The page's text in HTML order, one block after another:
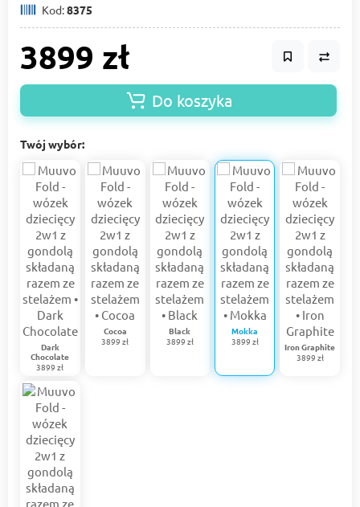
Kod:8375
3899 zł
Do koszyka
Twój wybór:
Dark
Chocolate
3899 zł
Cocoa
3899 zł
Black
3899 zł
Mokka
3899 zł
Iron Graphite
3899 zł